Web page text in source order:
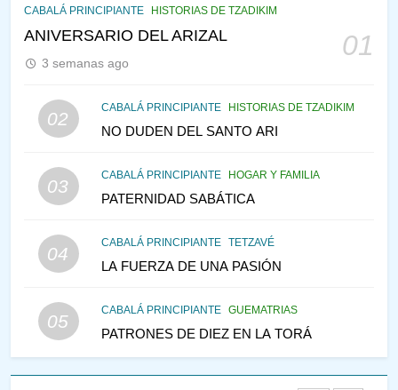
CABALÁ PRINCIPIANTE HISTORIAS DE TZADIKIM
ANIVERSARIO DEL ARIZAL 01
3 semanas ago
02
CABALÁ PRINCIPIANTE HISTORIAS DE TZADIKIM
NO DUDEN DEL SANTO ARI
03
CABALÁ PRINCIPIANTE HOGAR Y FAMILIA
PATERNIDAD SABÁTICA
04
CABALÁ PRINCIPIANTE TETZAVÉ
LA FUERZA DE UNA PASIÓN
05
CABALÁ PRINCIPIANTE GUEMATRIAS
PATRONES DE DIEZ EN LA TORÁ
CABALÁ Y JASIDUT: EL
CONSEJO DE LOS PADRES
146
TEMPLO Y LA ALEGRÍA EN
VEAMOS ¿POR QUÉ
IEHOSHÚA? Y LA QUEJA DE
1
RAZI ¿QUIÉN ES SABIO?